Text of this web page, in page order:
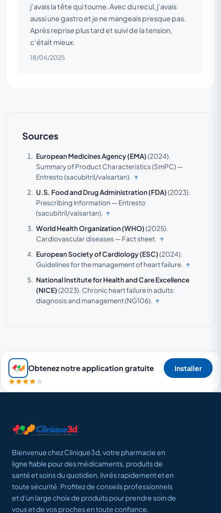
j’avais la tête qui tourne. Avec du recul, j’avais
aussi une gastro et je ne mangeais presque pas.
Après reprise plus tard et suivi de la tension,
c’était mieux.
18/04/2025
Sources
European Medicines Agency (EMA)(2024).
Summary of Product Characteristics (SmPC) —
Entresto (sacubitril/valsartan). ↑
U.S. Food and Drug Administration (FDA)(2023).
Prescribing Information — Entresto
(sacubitril/valsartan). ↑
World Health Organization (WHO)(2025).
Cardiovascular diseases — Fact sheet. ↑
European Society of Cardiology (ESC)(2024).
Guidelines for the management of heart failure. ↑
National Institute for Health and Care Excellence
(NICE)(2023). Chronic heart failure in adults:
diagnosis and management (NG106). ↑
Obtenez notre application gratuite Installer
Bienvenue chez Clinique3d, votre pharmacie en
ligne fiable pour des médicaments, produits de
santé et soins du quotidien, livrés rapidement et en
toute sécurité. Profitez de conseils professionnels
et d’un large choix de produits pour prendre soin de
vous et de vos proches en toute confiance.